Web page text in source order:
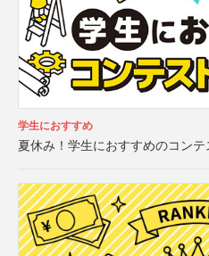
学生におすすめ
夏休み！学生におすすめのコンテ